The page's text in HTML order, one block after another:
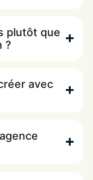
plutôt que
?
avec